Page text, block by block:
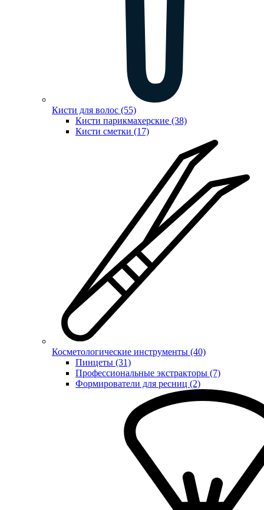
Кисти для волос (55)
Кисти парикмахерские (38)
Кисти сметки (17)
Косметологические инструменты (40)
Пинцеты (31)
Профессиональные экстракторы (7)
Формирователи для ресниц (2)